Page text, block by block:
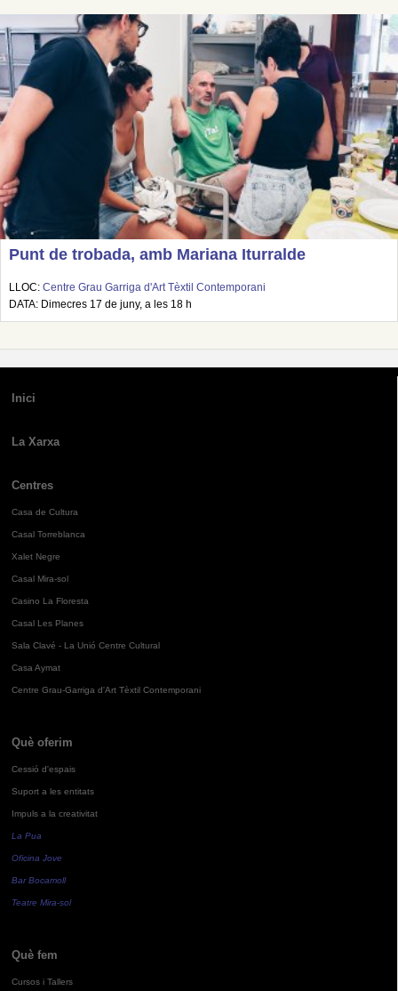
Punt de trobada, amb Mariana Iturralde
LLOC: Centre Grau Garriga d'Art Tèxtil Contemporani
DATA: Dimecres 17 de juny, a les 18 h
Inici
La Xarxa
Centres
Casa de Cultura
Casal Torreblanca
Xalet Negre
Casal Mira-sol
Casino La Floresta
Casal Les Planes
Sala Clavé - La Unió Centre Cultural
Casa Aymat
Centre Grau-Garriga d'Art Tèxtil Contemporani
Què oferim
Cessió d'espais
Suport a les entitats
Impuls a la creativitat
La Pua
Oficina Jove
Bar Bocamoll
Teatre Mira-sol
Què fem
Cursos i Tallers